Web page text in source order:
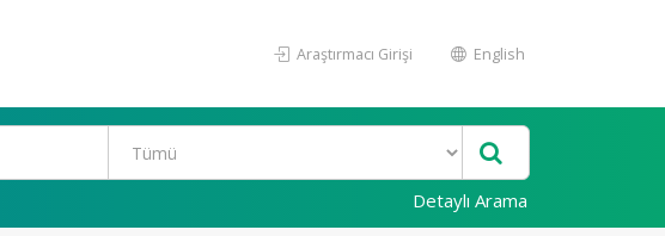
Araştırmacı Girişi English
Detaylı Arama